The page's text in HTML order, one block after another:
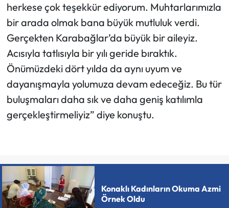
herkese çok teşekkür ediyorum. Muhtarlarımızla
bir arada olmak bana büyük mutluluk verdi.
Gerçekten Karabağlar’da büyük bir aileyiz.
Acısıyla tatlısıyla bir yılı geride bıraktık.
Önümüzdeki dört yılda da aynı uyum ve
dayanışmayla yolumuza devam edeceğiz. Bu tür
buluşmaları daha sık ve daha geniş katılımla
gerçekleştirmeliyiz” diye konuştu.
Konaklı Kadınların Okuma Azmi
Örnek Oldu